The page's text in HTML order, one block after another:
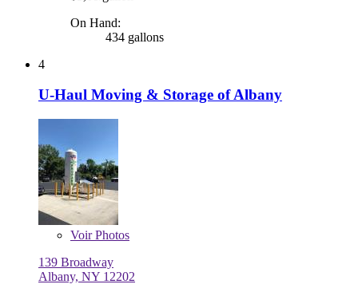
On Hand:
434 gallons
4
U-Haul Moving & Storage of Albany
VoirPhotos
139 Broadway
Albany, NY 12202